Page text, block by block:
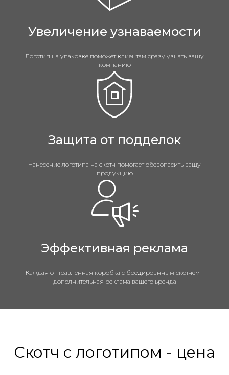
Увеличение узнаваемости
Логотип на упаковке поможет клиентам сразу узнать вашу
компанию
Защита от подделок
Нанесение логотипа на скотч помогает обезопасить вашу
продукцию
Эффективная реклама
Каждая отправленная коробка с бредировнным скотчем -
дополнительная реклама вашего ьренда
Скотч с логотипом - цена